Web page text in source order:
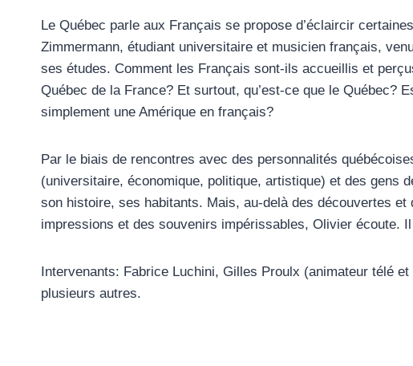
Le Québec parle aux Français se propose d’éclaircir
Zimmermann, étudiant universitaire et musicien français,
ses études. Comment les Français sont-ils accueillis et
Québec de la France? Et surtout, qu’est-ce que le Québec?
simplement une Amérique en français?
Par le biais de rencontres avec des personnalités
(universitaire, économique, politique, artistique) et des gens
son histoire, ses habitants. Mais, au-delà des découvertes
impressions et des souvenirs impérissables, Olivier écoute.
Intervenants: Fabrice Luchini, Gilles Proulx (animateur télé
plusieurs autres.